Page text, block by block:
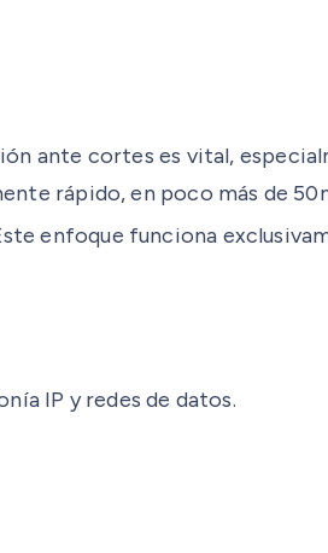
ante cortes es vital,
rápido, en poco más de
enfoque funciona
IP y redes de datos.